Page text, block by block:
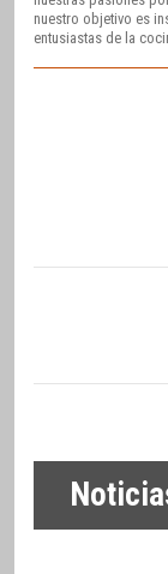
nuestro objetivo es
entusiastas de la